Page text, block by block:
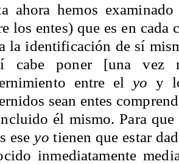
ahora hemos
los entes) que es en
la identificación de sí
cabe poner [una vez
entre el yo y
sean entes
él mismo. Para
eseyo tienen que estar
inmediatamente